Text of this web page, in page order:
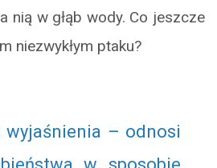
nią w głąb wody. Co jeszcze
niezwykłym ptaku?
wyjaśnienia – odnosi